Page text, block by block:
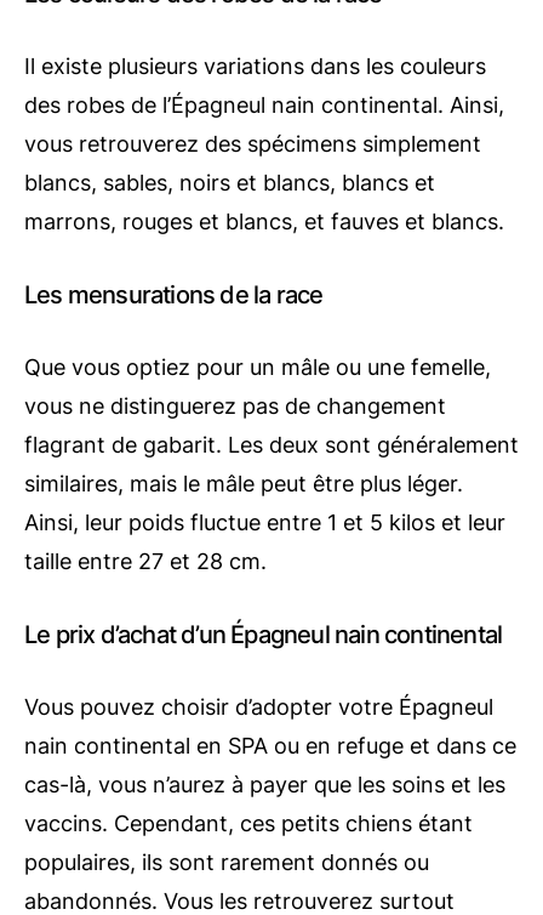
Il existe plusieurs variations dans les couleurs
des robes de l’Épagneul nain continental. Ainsi,
vous retrouverez des spécimens simplement
blancs, sables, noirs et blancs, blancs et
marrons, rouges et blancs, et fauves et blancs.
Les mensurations de la race
Que vous optiez pour un mâle ou une femelle,
vous ne distinguerez pas de changement
flagrant de gabarit. Les deux sont généralement
similaires, mais le mâle peut être plus léger.
Ainsi, leur poids fluctue entre 1 et 5 kilos et leur
taille entre 27 et 28 cm.
Le prix d’achat d’un Épagneul nain continental
Vous pouvez choisir d’adopter votre Épagneul
nain continental en SPA ou en refuge et dans ce
cas-là, vous n’aurez à payer que les soins et les
vaccins. Cependant, ces petits chiens étant
populaires, ils sont rarement donnés ou
abandonnés. Vous les retrouverez surtout